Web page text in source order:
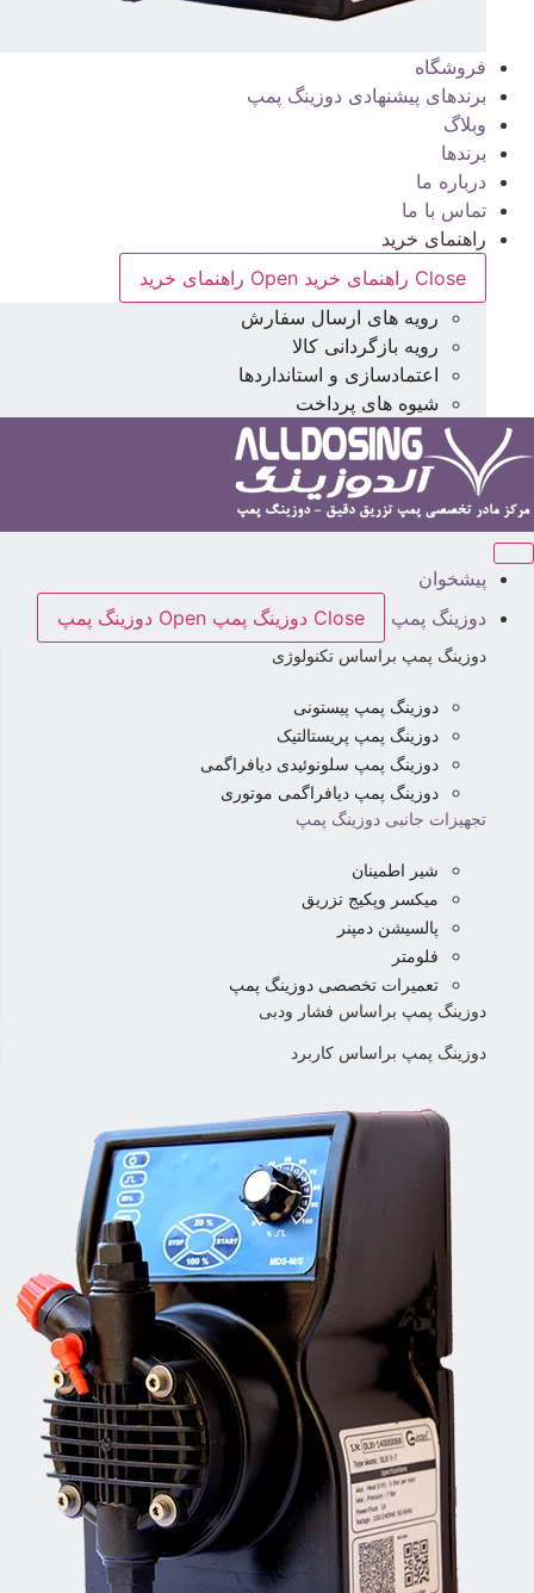
فروشگاه
برندهای پیشنهادی دوزینگ پمپ
وبلاگ
برندها
درباره ما
تماس با ما
راهنمای خرید
Close راهنمای خرید
Open راهنمای خرید
رویه های ارسال سفارش
رویه بازگردانی کالا
اعتمادسازی و استانداردها
شیوه های پرداخت
پیشخوان
دوزینگ پمپ
Close دوزینگ پمپ Open دوزینگ پمپ
دوزینگ پمپ براساس تکنولوژی
دوزینگ پمپ پیستونی
دوزینگ پمپ پریستالتیک
دوزینگ پمپ سلونوئیدی دیافراگمی
دوزینگ پمپ دیافراگمی موتوری
تجهیزات جانبی دوزینگ پمپ
شیر اطمینان
میکسر وپکیج تزریق
پالسیشن دمپنر
فلومتر
تعمیرات تخصصی دوزینگ پمپ
دوزینگ پمپ براساس فشار ودبی
دوزینگ پمپ براساس کاربرد